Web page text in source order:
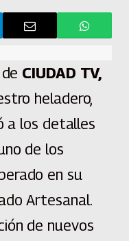
CIUDAD TV,
heladero,
a los detalles
de los
en su
Artesanal.
de nuevos